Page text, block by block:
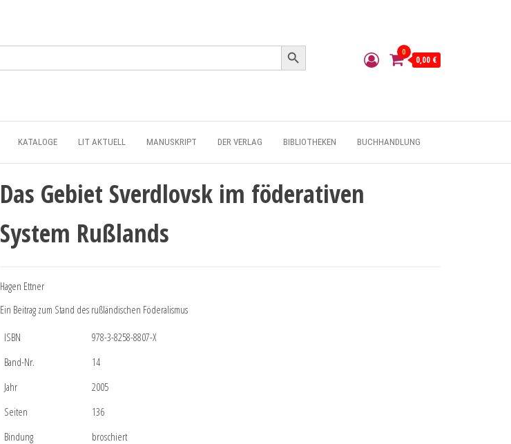
Search Button
0
0,00 €
KATALOGE LIT AKTUELL MANUSKRIPT DER VERLAG BIBLIOTHEKEN BUCHHANDLUNG
Das Gebiet Sverdlovsk im föderativen
System Rußlands
Hagen Ettner
Ein Beitrag zum Stand des rußländischen Föderalismus
ISBN
978-3-8258-8807-X
Band-Nr.
14
Jahr
2005
Seiten
136
Bindung
broschiert